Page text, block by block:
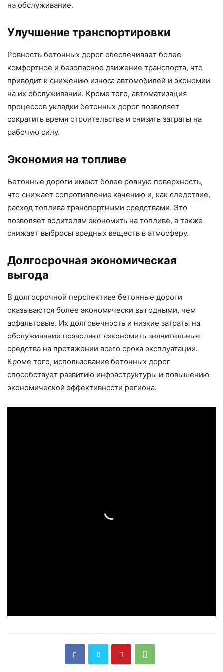
на обслуживание.
Улучшение транспортировки
Ровность бетонных дорог обеспечивает более
комфортное и безопасное движение транспорта, что
приводит к снижению износа автомобилей и экономии
на их обслуживании. Кроме того, автоматизация
процессов укладки бетонных дорог позволяет
сократить время строительства и снизить затраты на
рабочую силу.
Экономия на топливе
Бетонные дороги имеют более ровную поверхность,
что снижает сопротивление качению и, как следствие,
расход топлива транспортными средствами. Это
позволяет водителям экономить на топливе, а также
снижает выбросы вредных веществ в атмосферу.
Долгосрочная экономическая
выгода
В долгосрочной перспективе бетонные дороги
оказываются более экономически выгодными, чем
асфальтовые. Их долговечность и низкие затраты на
обслуживание позволяют сэкономить значительные
средства на протяжении всего срока эксплуатации.
Кроме того, использование бетонных дорог
способствует развитию инфраструктуры и повышению
экономической эффективности региона.